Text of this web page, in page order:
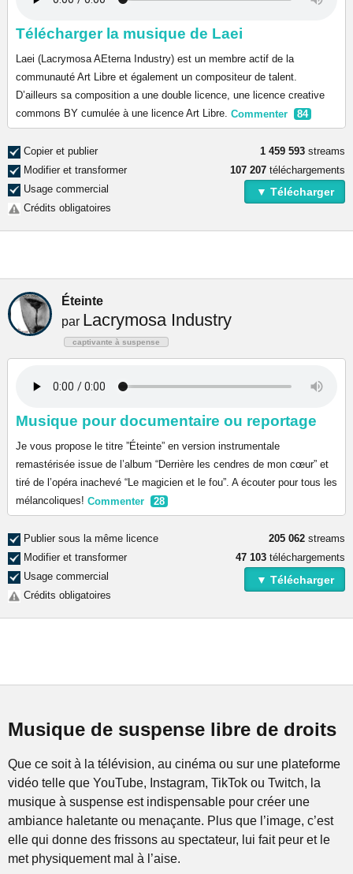
Télécharger la musique de Laei
Laei (Lacrymosa AEterna Industry) est un membre actif de la
communauté Art Libre et également un compositeur de talent.
D’ailleurs sa composition a une double licence, une licence creative
commons BY cumulée à une licence Art Libre. Commenter 84
Copier et publier
Modifier et transformer
Usage commercial
Crédits obligatoires
1 459 593 streams
107 207 téléchargements
▼ Télécharger
Éteinte
par Lacrymosa Industry
captivante à suspense
Musique pour documentaire ou reportage
Je vous propose le titre ”Éteinte” en version instrumentale
remastérisée issue de l’album “Derrière les cendres de mon cœur” et
tiré de l’opéra inachevé “Le magicien et le fou”. A écouter pour tous les
mélancoliques! Commenter 28
Publier sous la même licence
Modifier et transformer
Usage commercial
Crédits obligatoires
205 062 streams
47 103 téléchargements
▼ Télécharger
Musique de suspense libre de droits
Que ce soit à la télévision, au cinéma ou sur une plateforme
vidéo telle que YouTube, Instagram, TikTok ou Twitch, la
musique à suspense est indispensable pour créer une
ambiance haletante ou menaçante. Plus que l’image, c’est
elle qui donne des frissons au spectateur, lui fait peur et le
met physiquement mal à l’aise.